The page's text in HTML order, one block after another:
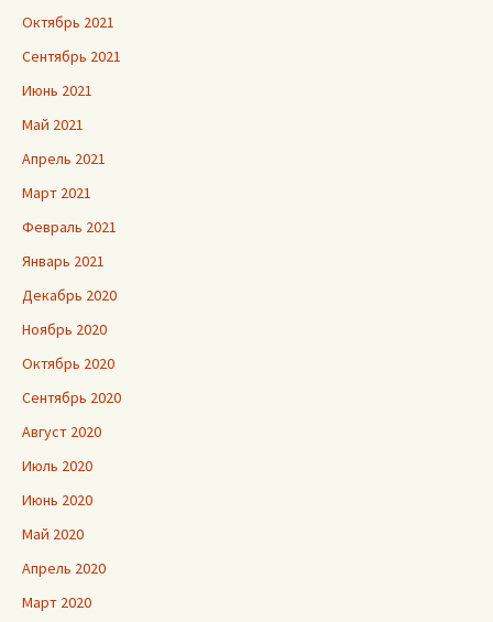
Октябрь 2021
Сентябрь 2021
Июнь 2021
Май 2021
Апрель 2021
Март 2021
Февраль 2021
Январь 2021
Декабрь 2020
Ноябрь 2020
Октябрь 2020
Сентябрь 2020
Август 2020
Июль 2020
Июнь 2020
Май 2020
Апрель 2020
Март 2020